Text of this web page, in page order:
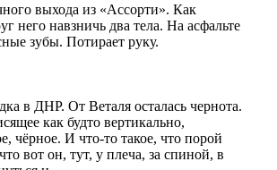
выхода из «Ассорти». Как
него навзничь два тела. На асфальте
зубы. Потирает руку.
в ДНР. От Веталя осталась чернота.
как будто вертикально,
чёрное. И что-то такое, что порой
вот он, тут, у плеча, за спиной, в